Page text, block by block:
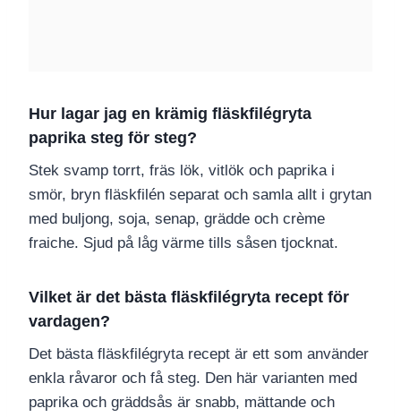
Hur lagar jag en krämig fläskfilégryta
paprika steg för steg?
Stek svamp torrt, fräs lök, vitlök och paprika i
smör, bryn fläskfilén separat och samla allt i grytan
med buljong, soja, senap, grädde och crème
fraiche. Sjud på låg värme tills såsen tjocknat.
Vilket är det bästa fläskfilégryta recept för
vardagen?
Det bästa fläskfilégryta recept är ett som använder
enkla råvaror och få steg. Den här varianten med
paprika och gräddsås är snabb, mättande och